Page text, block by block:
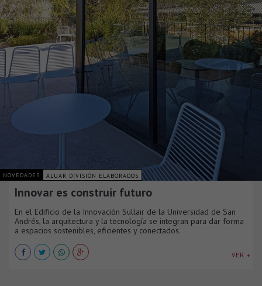
NOVEDADES ALUAR DIVISIÓN ELABORADOS
Innovar es construir futuro
En el Edificio de la Innovación Sullair de la Universidad de San
Andrés, la arquitectura y la tecnología se integran para dar forma
a espacios sostenibles, eficientes y conectados.
VER +